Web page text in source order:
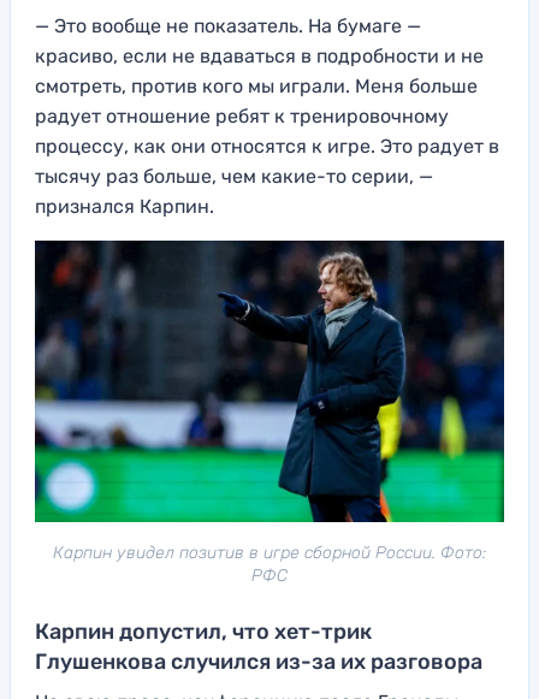
— Это вообще не показатель. На бумаге —
красиво, если не вдаваться в подробности и не
смотреть, против кого мы играли. Меня больше
радует отношение ребят к тренировочному
процессу, как они относятся к игре. Это радует в
тысячу раз больше, чем какие-то серии, —
признался Карпин.
Карпин увидел позитив в игре сборной России. Фото:
РФС
Карпин допустил, что хет-трик
Глушенкова случился из-за их разговора